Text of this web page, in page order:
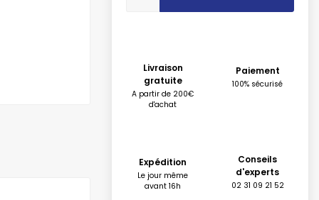
Livraison
gratuite
A partir de 200€
d'achat
Paiement
100% sécurisé
Expédition
Le jour même
avant 16h
Conseils
d'experts
02 31 09 21 52